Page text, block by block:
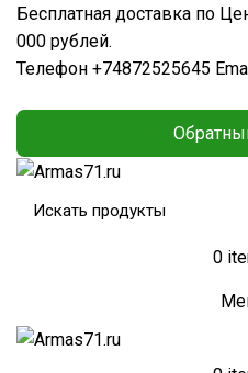
Бесплатная доставка по
000 рублей.
Телефон +74872525645
0